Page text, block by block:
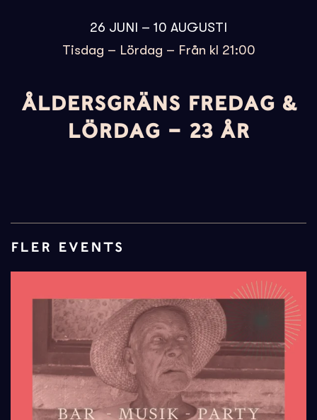
26 JUNI – 10 AUGUSTI
Tisdag – Lördag – Från kl 21:00
ÅLDERSGRÄNS FREDAG &
LÖRDAG – 23 ÅR
FLER EVENTS